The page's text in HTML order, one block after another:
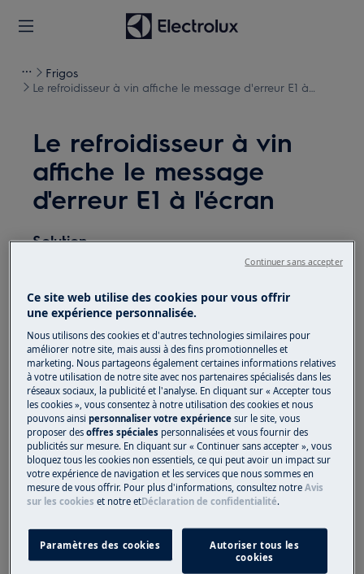
Frigos
Le refroidisseur à vin affiche le message d'erreur E1 à
Le refroidisseur à vin
affiche le message
d'erreur E1 à l'écran
Solution
Message d'erreur du refroidisseur à vin E1.
Ce message indique un problème avec le
capteur de l'appareil.
Concerne:
Refroidisseur à vin
Solution:
Veuillez contacter notre service après-
vente pour un rendez-vous.
problème, nous vous recommandons de
demander la visite d'un technicien.
Ce site web utilise des cookies pour vous offrir
une expérience personnalisée.
Nous utilisons des cookies et d'autres technologies similaires pour
améliorer notre site, mais aussi à des fins promotionnelles et
marketing. Nous partageons également certaines informations relatives
à votre utilisation de notre site avec nos partenaires spécialisés dans les
réseaux sociaux, la publicité et l'analyse. En cliquant sur « Accepter tous
les cookies », vous consentez à notre utilisation des cookies et nous
pouvons ainsipersonnaliser votre expériencesur le site, vous
proposer desoffres spéciales personnalisées et vous fournir des
publicités sur mesure. En cliquant sur « Continuer sans accepter », vous
bloquez tous les cookies non essentiels, ce qui peut avoir un impact sur
votre expérience de navigation et les services que nous sommes en
mesure de vous offrir. Pour plus d'informations, consultez notreAvis
sur les cookies et notreetDéclaration de confidentialité.
Paramètres des cookies
Autoriser tous les
cookies
Continuer sans accepter